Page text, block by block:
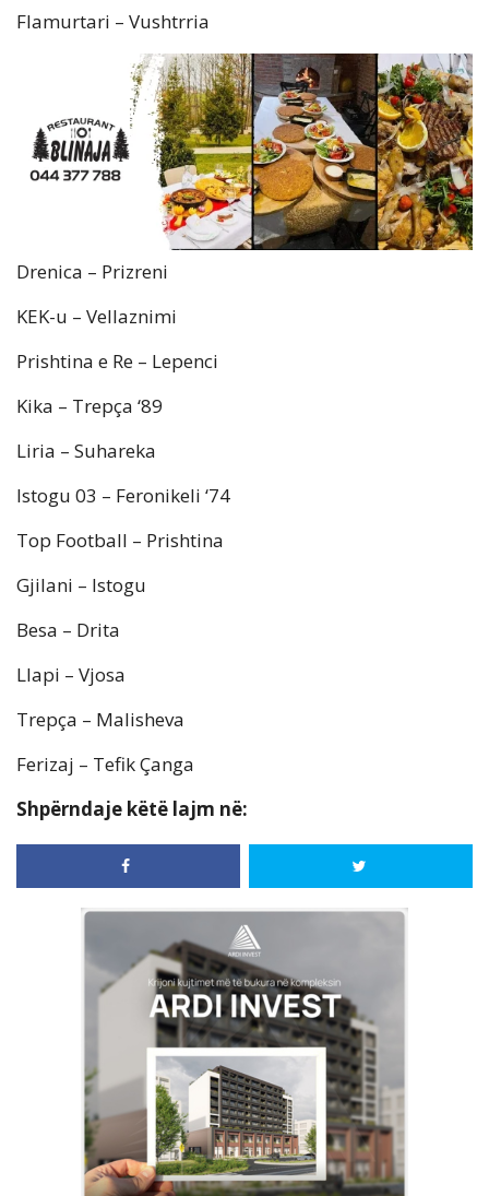
Flamurtari – Vushtrria
Drenica – Prizreni
KEK-u – Vellaznimi
Prishtina e Re – Lepenci
Kika – Trepça ‘89
Liria – Suhareka
Istogu 03 – Feronikeli ‘74
Top Football – Prishtina
Gjilani – Istogu
Besa – Drita
Llapi – Vjosa
Trepça – Malisheva
Ferizaj – Tefik Çanga
Shpërndaje këtë lajm në: